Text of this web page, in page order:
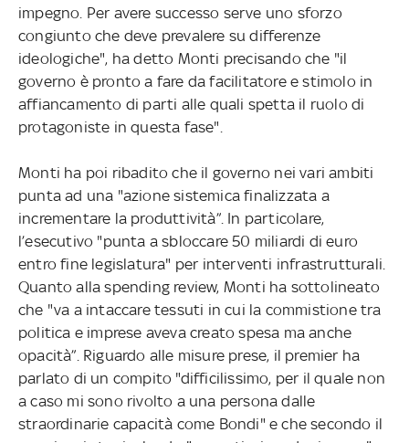
impegno. Per avere successo serve uno sforzo
congiunto che deve prevalere su differenze
ideologiche", ha detto Monti precisando che "il
governo è pronto a fare da facilitatore e stimolo in
affiancamento di parti alle quali spetta il ruolo di
protagoniste in questa fase".
Monti ha poi ribadito che il governo nei vari ambiti
punta ad una "azione sistemica finalizzata a
incrementare la produttività”. In particolare,
l’esecutivo "punta a sbloccare 50 miliardi di euro
entro fine legislatura" per interventi infrastrutturali.
Quanto alla spending review, Monti ha sottolineato
che "va a intaccare tessuti in cui la commistione tra
politica e imprese aveva creato spesa ma anche
opacità”. Riguardo alle misure prese, il premier ha
parlato di un compito "difficilissimo, per il quale non
a caso mi sono rivolto a una persona dalle
straordinarie capacità come Bondi" e che secondo il